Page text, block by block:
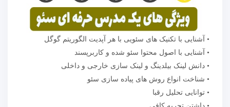
• آشنایی با تکنیک های سئویی با هر آپدیت الگوریتم گوگل
• آشنایی با اصول محتوا سئو شده و کاربرپسند
• دانش لینک بیلدینگ و لینک سازی خارجی و داخلی
• شناخت انواع روش های پیاده سازی سئو
• توانایی تحلیل رقبا